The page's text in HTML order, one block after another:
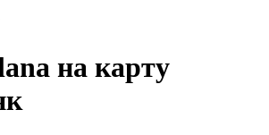
на карту